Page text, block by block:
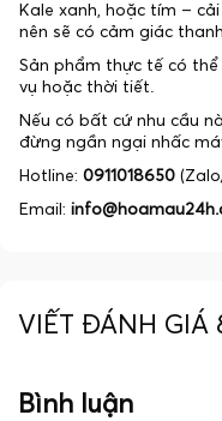
Kale xanh, hoặc tím –
nên sẽ có cảm giác
Sản phẩm thực tế có
vụ hoặc thời tiết.
Nếu có bất cứ nhu cầu
đừng ngần ngại nhấc
Hotline: 0911018650
Email:
VIẾT ĐÁNH GIÁ
Bình luận